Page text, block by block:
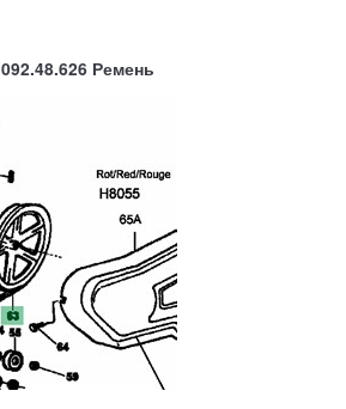
092.48.626 Ремень